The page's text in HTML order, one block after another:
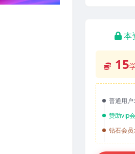
本
15
普通用户:
赞助vip
钻石会员: